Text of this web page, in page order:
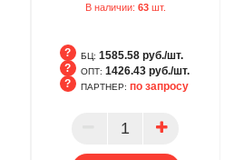
В наличии: 63 шт.
БЦ: 1585.58 руб./шт.
ОПТ: 1426.43 руб./шт.
ПАРТНЕР
ПАРТНЕР: по запросу